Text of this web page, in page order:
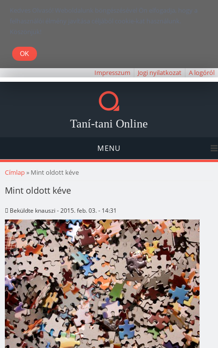
Kedves Olvasó! Weboldalunk böngészésével Ön elfogadja, hogy a
felhasználói élmény javítása céljából cookie-kat használunk.
Köszönjük!
Impresszum Jogi nyilatkozat A logóról
Taní-tani Online
MENU
Jelenlegi hely
Címlap» Mint oldott kéve
Mint oldott kéve
Beküldte knauszi - 2015. feb. 03. - 14:31